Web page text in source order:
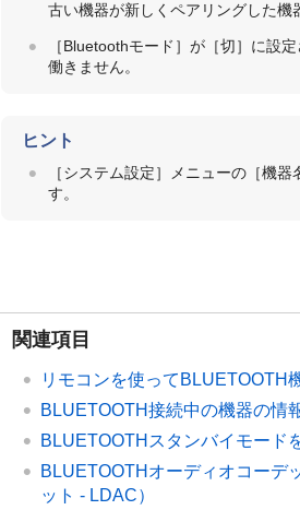
古い機器が新しくペアリングした機
［Bluetoothモード］が［切］に設
働きません。
ヒント
［システム設定］メニューの［機器
す。
関連項目
リモコンを使ってBLUETOOTH
BLUETOOTH接続中の機器の情
BLUETOOTHスタンバイモード
BLUETOOTHオーディオコーデ
ット - LDAC）